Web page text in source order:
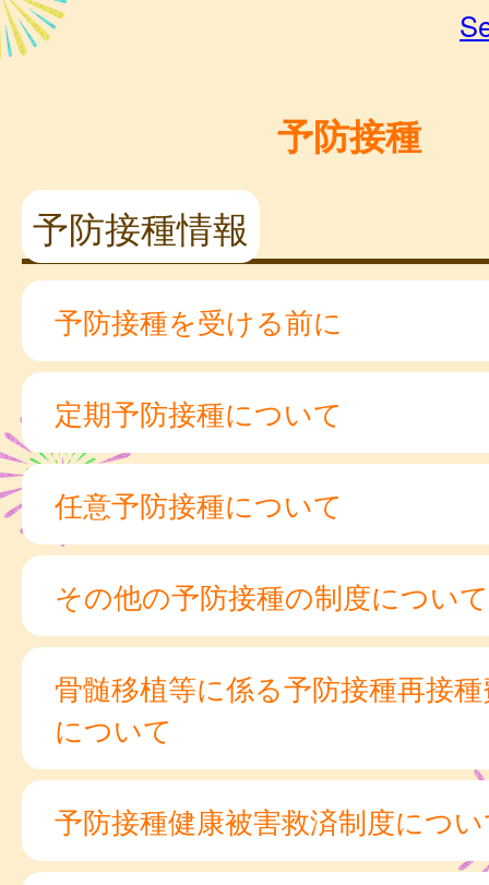
予防接種
予防接種情報
予防接種を受ける前に
定期予防接種について
任意予防接種について
その他の予防接種の制度について
骨髄移植等に係る予防接種再接
について
予防接種健康被害救済制度につ